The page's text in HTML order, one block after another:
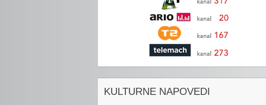
KULTURNE NAPOVEDI